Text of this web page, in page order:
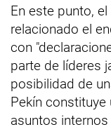
En este punto,
relacionado el
con
parte de líderes
posibilidad de
Pekín constituye
asuntos internos